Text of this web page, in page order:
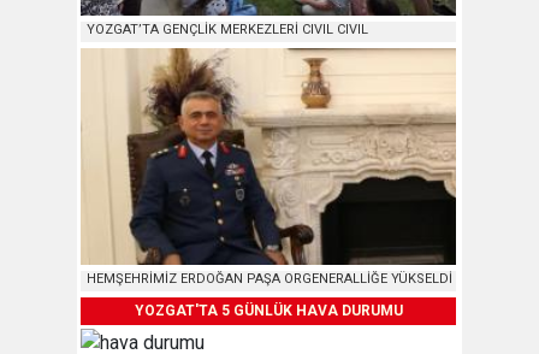
YOZGAT’TA GENÇLİK MERKEZLERİ CIVIL CIVIL
HEMŞEHRİMİZ ERDOĞAN PAŞA ORGENERALLİĞE YÜKSELDİ
YOZGAT'TA 5 GÜNLÜK HAVA DURUMU